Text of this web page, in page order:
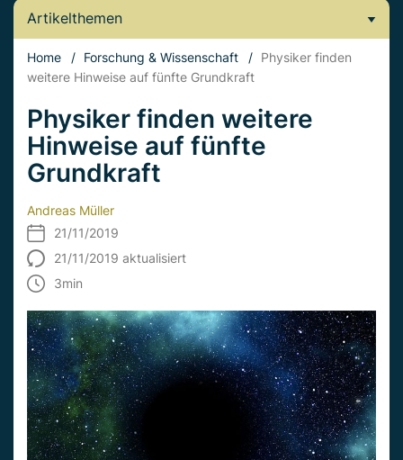
Artikelthemen
Home / Forschung & Wissenschaft / Physiker finden
weitere Hinweise auf fünfte Grundkraft
Physiker finden weitere
Hinweise auf fünfte
Grundkraft
Andreas Müller
21/11/2019
21/11/2019 aktualisiert
3min